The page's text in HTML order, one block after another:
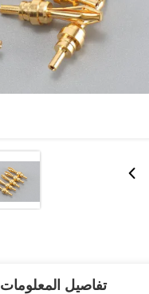
تفاصيل المعلومات